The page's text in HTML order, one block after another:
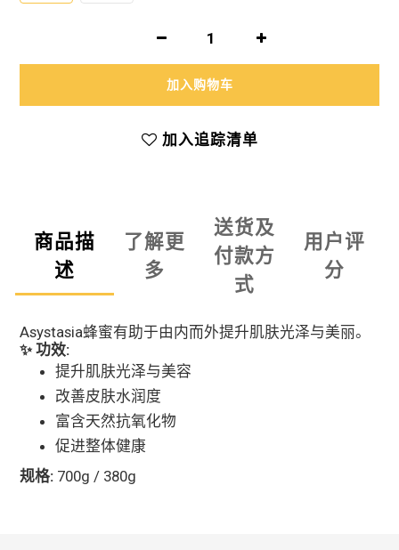
加入购物车
加入追踪清单
商品描
述
了解更
多
送货及
付款方
式
用户评
分
Asystasia蜂蜜有助于由内而外提升肌肤光泽与美丽。
✨ 功效:
提升肌肤光泽与美容
改善皮肤水润度
富含天然抗氧化物
促进整体健康
规格: 700g / 380g